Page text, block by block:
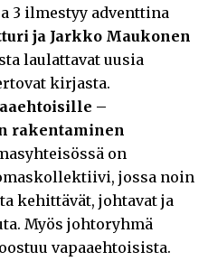
3 ilmestyy adventtina
ja Jarkko Maukonen
laulattavat uusia
kirjasta.
–
rakentaminen
on
jossa noin
kehittävät, johtavat ja
Myös johtoryhmä
vapaaehtoisista.